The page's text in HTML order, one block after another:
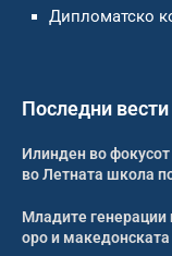
Дипломатско
Последни вести
Илинден во фокусот
во Летната школа
Младите генерации
оро и македонската